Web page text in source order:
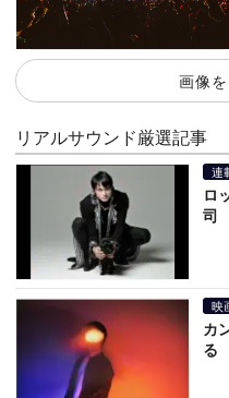
画像
リアルサウンド厳選記事
連
ロ
司
映
カ
る